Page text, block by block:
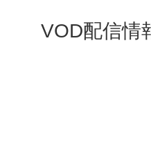
VOD配信情